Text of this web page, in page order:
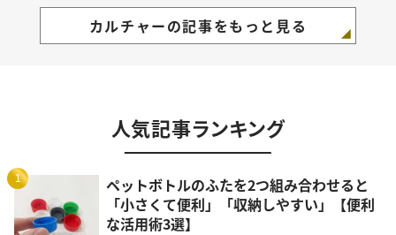
カルチャーの記事をもっと見る
人気記事ランキング
1
ペットボトルのふたを2つ組み合わせると
「小さくて便利」「収納しやすい」【便利
な活用術3選】